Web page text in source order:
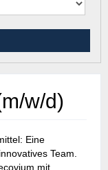
w/d)
Eine
Team.
mit